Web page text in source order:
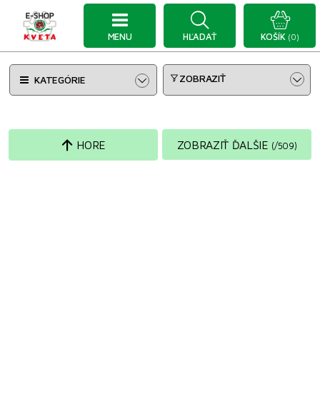
MENU HĽADAŤ KOŠÍK (0)
KATEGÓRIE ZOBRAZIŤ
ZOBRAZIŤ ĎALŠIE (/509)
HORE